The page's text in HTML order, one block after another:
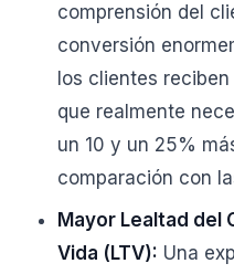
comprensión del
conversión
los clientes
que realmente
un 10 y un 25%
comparación con
Mayor Lealtad del
Vida (LTV): Una